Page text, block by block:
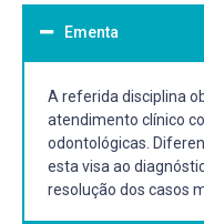
Ementa
A referida disciplina
atendimento clínico
odontológicas.
esta visa ao
resolução dos casos